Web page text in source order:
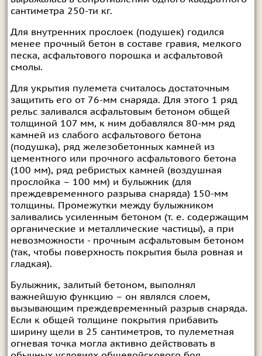
сантиметра 250-ти кг.
Для внутренних прослоек (подушек) годился
менее прочный бетон в составе гравия, мелкого
песка, асфальтового порошка и асфальтовой
смолы.
Для укрытия пулемета считалось достаточным
защитить его от 76-мм снаряда. Для этого 1 ряд
рельс заливался асфальтовым бетоном общей
толщиной 107 мм, к ним добавлялся 80-мм ряд
камней из слабого асфальтового бетона
(подушка), ряд железобетонных камней из
цементного или прочного асфальтового бетона
(100 мм), ряд ребристых камней (воздушная
прослойка – 100 мм) и булыжник (для
преждевременного разрыва снаряда) 150-мм
толщины. Промежутки между булыжником
заливались усиленным бетоном (т. е. содержащим
органические и металлические частицы), а при
невозможности - прочным асфальтовым бетоном
(так, чтобы поверхность покрытия была ровная и
гладкая).
Булыжник, залитый бетоном, выполнял
важнейшую функцию – он являлся слоем,
вызывающим преждевременный разрыв снаряда.
Если к общей толщине покрытия прибавить
ширину щели в 25 сантиметров, то пулеметная
огневая точка могла активно действовать в